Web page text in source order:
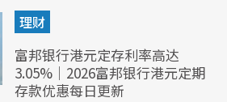
理财
富邦银行港元定存利率高达
3.05%｜2026富邦银行港元定期
存款优惠每日更新